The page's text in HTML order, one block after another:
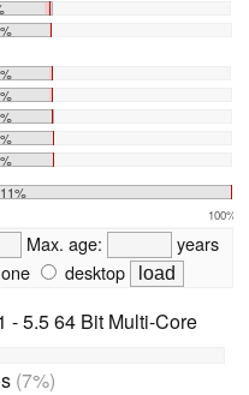
100%
Max. age:
years
desktop
- 5.5 64 Bit Multi-Core
(7%)